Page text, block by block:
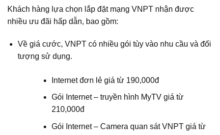
Khách hàng lựa chọn lắp đặt mạng VNPT nhận được
nhiều ưu đãi hấp dẫn, bao gồm:
Về giá cước, VNPT có nhiều gói tùy vào nhu cầu và đối
tượng sử dụng.
Internet đơn lẻ giá từ 190,000đ
Gói Internet – truyền hình MyTV giá từ
210,000đ
Gói Internet – Camera quan sát VNPT giá từ